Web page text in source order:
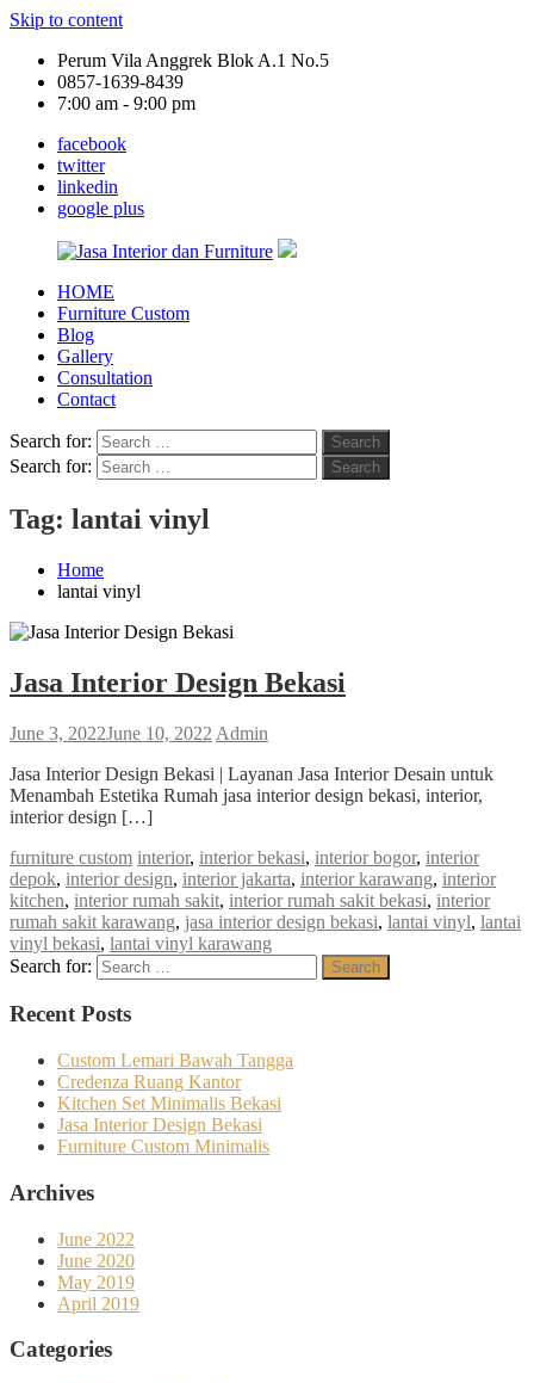
Skip to content
Perum Vila Anggrek Blok A.1 No.5
0857-1639-8439
7:00 am - 9:00 pm
facebook
twitter
linkedin
google plus
Jasa
Interior
Furniture
HOME
Furniture Custom
Blog
Gallery
Consultation
Contact
Search for: Search
Search for: Search
Tag: lantai vinyl
Home
lantai vinyl
Jasa Interior Design Bekasi
June 3, 2022June 10, 2022 Admin
Jasa Interior Design Bekasi | Layanan Jasa Interior Desain untuk
Menambah Estetika Rumah jasa interior design bekasi, interior,
interior design […]
furniture custom interior, interior bekasi, interior bogor, interior
depok, interior design, interior jakarta, interior karawang, interior
kitchen, interior rumah sakit, interior rumah sakit bekasi, interior
rumah sakit karawang, jasa interior design bekasi, lantai vinyl, lantai
vinyl bekasi, lantai vinyl karawang
Search for:
Search
Recent Posts
Custom Lemari Bawah Tangga
Credenza Ruang Kantor
Kitchen Set Minimalis Bekasi
Jasa Interior Design Bekasi
Furniture Custom Minimalis
Archives
June 2022
June 2020
May 2019
April 2019
Categories